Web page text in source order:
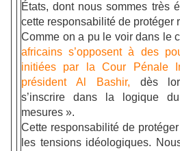
États, dont nous sommes très
cette responsabilité de protéger
Comme on a pu le voir dans le
africains s’opposent à des
initiées par la Cour Pénale
président Al Bashir, dès
s’inscrire dans la logique
mesures ».
Cette responsabilité de
les tensions idéologiques.